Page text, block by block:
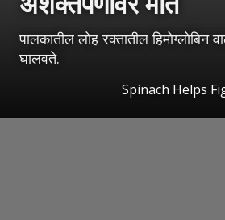
पालकातील लोह रक्तातील हिमोग्लोबिन
घालवते.
Spinach Helps